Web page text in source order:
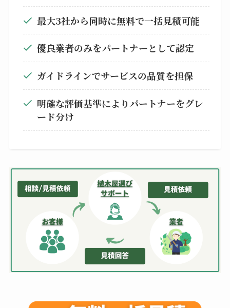
最大3社から同時に無料で一括見積可能
優良業者のみをパートナーとして認定
ガイドラインでサービスの品質を担保
明確な評価基準によりパートナーをグレ
ード分け